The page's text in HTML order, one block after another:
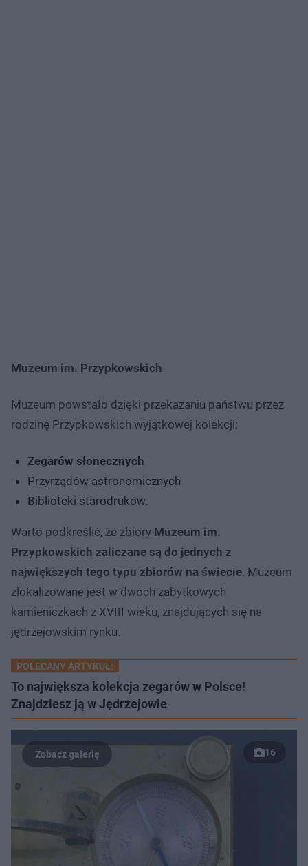
Muzeum im. Przypkowskich
Muzeum powstało dzięki przekazaniu państwu przez
rodzinę Przypkowskich wyjątkowej kolekcji:
Zegarów słonecznych
Przyrządów astronomicznych
Biblioteki starodruków.
Warto podkreślić, że zbiory Muzeum im.
Przypkowskich zaliczane są do jednych z
największych tego typu zbiorów na świecie. Muzeum
zlokalizowane jest w dwóch zabytkowych
kamieniczkach z XVIII wieku, znajdujących się na
jędrzejowskim rynku.
POLECANY ARTYKUŁ:
To największa kolekcja zegarów w Polsce!
Znajdziesz ją w Jędrzejowie
16